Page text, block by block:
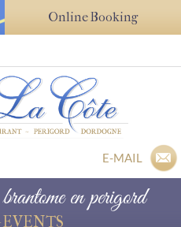
Online Booking
E-MAIL
en perigord